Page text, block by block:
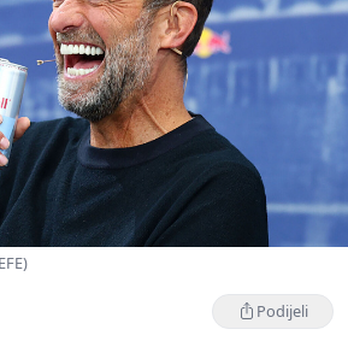
Podijeli